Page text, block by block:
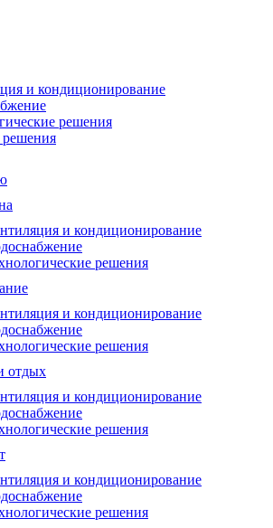
и кондиционирование
решения
решения
и кондиционирование
решения
и кондиционирование
решения
отдых
и кондиционирование
решения
и кондиционирование
решения